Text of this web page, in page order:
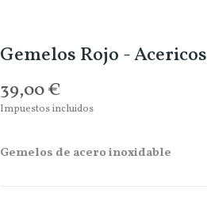
Gemelos Rojo - Acericos
39,00 €
Impuestos incluidos
Gemelos de acero inoxidable